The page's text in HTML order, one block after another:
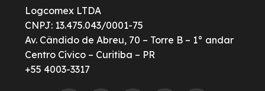
Logcomex LTDA
CNPJ: 13.475.043/0001-75
Av. Cândido de Abreu, 70 – Torre B – 1° andar
Centro Cívico – Curitiba – PR
+55 4003-3317